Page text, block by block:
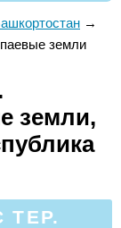
→
земли
земли,
ТЕР.